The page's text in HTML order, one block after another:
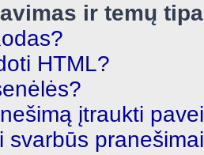
ir temų
HTML?
įtraukti
svarbūs